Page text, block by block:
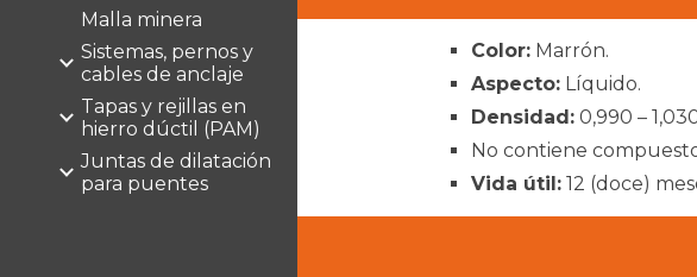
Malla minera
Sistemas, pernos y
cables de anclaje
Tapas y rejillas en
hierro dúctil (PAM)
Juntas de dilatación
para puentes
Color: Marrón.
Aspecto:Líquido.
Densidad: 0,990 –
No contiene
Vida útil: 12 (doce)